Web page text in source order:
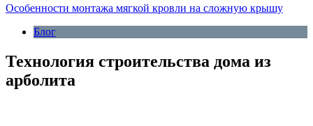
Особенности монтажа мягкой кровли на сложную крышу
Блог
Технология строительства дома из
арболита